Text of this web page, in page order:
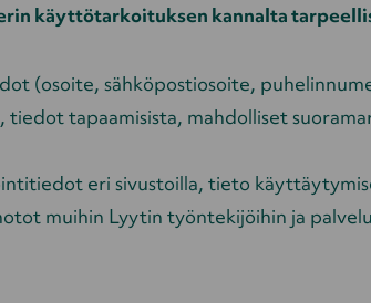
käyttötarkoituksen kannalta
(osoite, sähköpostiosoite,
tapaamisista, mahdolliset
eri sivustoilla, tieto
muihin Lyytin työntekijöihin ja